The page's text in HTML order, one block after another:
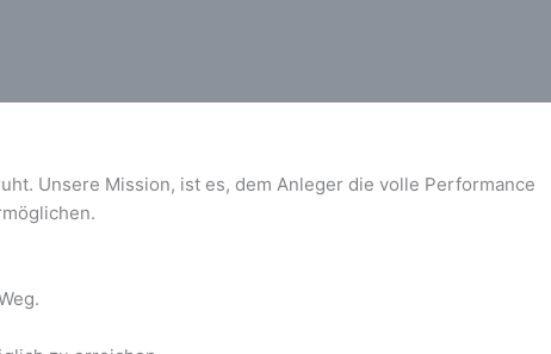
Unsere Mission, ist es, dem Anleger die volle Performance